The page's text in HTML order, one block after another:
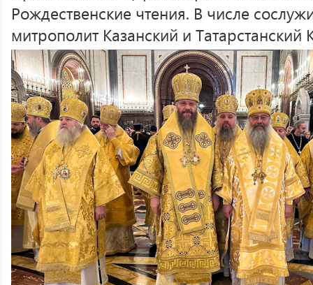
Рождественские чтения. В числе
митрополит Казанский и Татарстанский